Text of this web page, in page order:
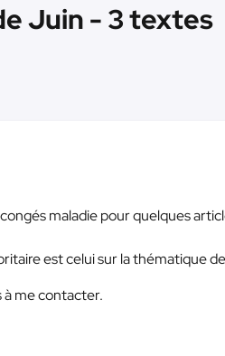
Juin - 3 textes
maladie pour quelques
est celui sur la thématique
à me contacter.